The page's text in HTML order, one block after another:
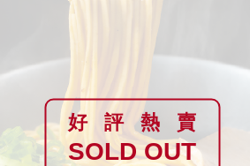
好評熱賣
SOLD OUT